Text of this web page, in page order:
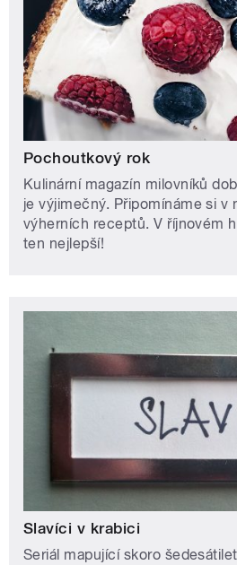
Pochoutkový rok
Kulinární magazín milovníků
je výjimečný. Připomínáme si v
výherních receptů. V říjnovém
ten nejlepší!
Slavíci v krabici
Seriál mapující skoro